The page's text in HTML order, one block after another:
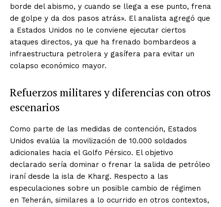
borde del abismo, y cuando se llega a ese punto, frena
de golpe y da dos pasos atrás». El analista agregó que
a Estados Unidos no le conviene ejecutar ciertos
ataques directos, ya que ha frenado bombardeos a
infraestructura petrolera y gasífera para evitar un
colapso económico mayor.
Refuerzos militares y diferencias con otros
escenarios
Como parte de las medidas de contención, Estados
Unidos evalúa la movilización de 10.000 soldados
adicionales hacia el Golfo Pérsico. El objetivo
declarado sería dominar o frenar la salida de petróleo
iraní desde la isla de Kharg. Respecto a las
especulaciones sobre un posible cambio de régimen
en Teherán, similares a lo ocurrido en otros contextos,